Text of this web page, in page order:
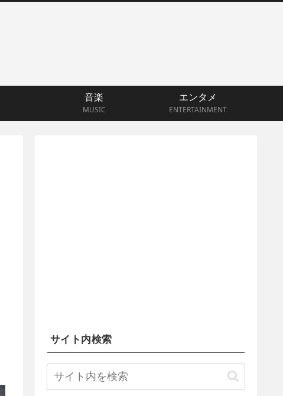
音楽
MUSIC
エンタメ
ENTERTAINMENT
サイト内検索